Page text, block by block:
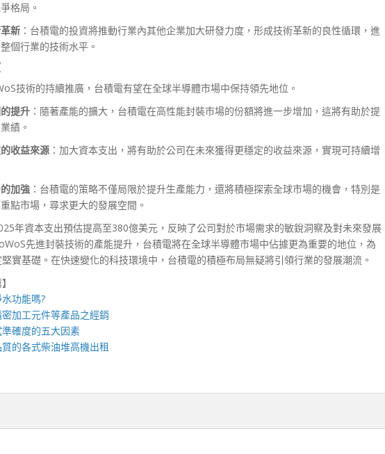
格局。
新 ：台積電的投資將推動行業內其他企業加大研發力度，形成技術革新的良性循環，進
個行業的技術水平。
技術的持續推廣，台積電有望在全球半導體市場中保持領先地位。
提升 ：隨著產能的擴大，台積電在高性能封裝市場的份額將進一步增加，這將有助於提
績。
收益來源 ：加大資本支出，將有助於公司在未來獲得更穩定的收益來源，實現可持續增
加強 ：台積電的策略不僅局限於提升生產能力，還將積極探索全球市場的機會，特別是
點市場，尋求更大的發展空間。
年資本支出預估提高至380億美元，反映了公司對於市場需求的敏銳洞察及對未來發展
先進封裝技術的產能提升，台積電將在全球半導體市場中佔據更為重要的地位，為
實基礎。在快速變化的科技環境中，台積電的積極布局無疑將引領行業的發展潮流。
功能嗎?
加工元件等產品之經銷
確度的五大因素
的各式柴油堆高機出租